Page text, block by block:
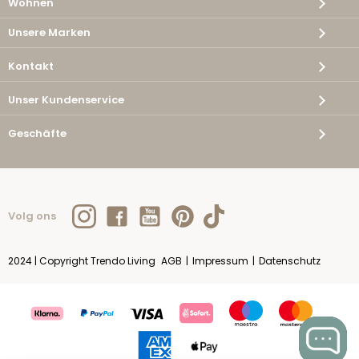
Unsere Marken
Kontakt
Unser Kundenservice
Geschäfte
Volg ons
2024 | Copyright Trendo Living AGB | Impressum | Datenschutz